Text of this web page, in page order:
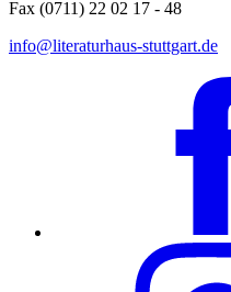
Fax (0711) 22 02 17 - 48
info@literaturhaus-stuttgart.de